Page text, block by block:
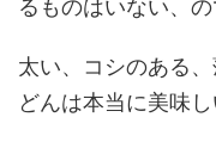
るものはいない、の
太い、コシのある
どんは本当に美味し